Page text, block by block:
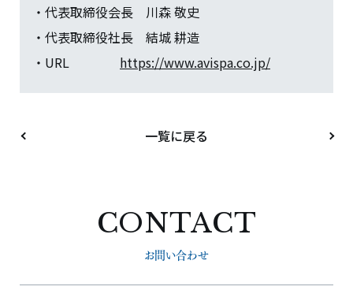
・代表取締役会長 川森 敬史
・代表取締役社長 結城 耕造
・URL https://www.avispa.co.jp/
一覧に戻る
CONTACT
お問い合わせ